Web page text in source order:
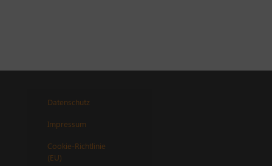
Datenschutz
Impressum
Cookie-Richtlinie
(EU)